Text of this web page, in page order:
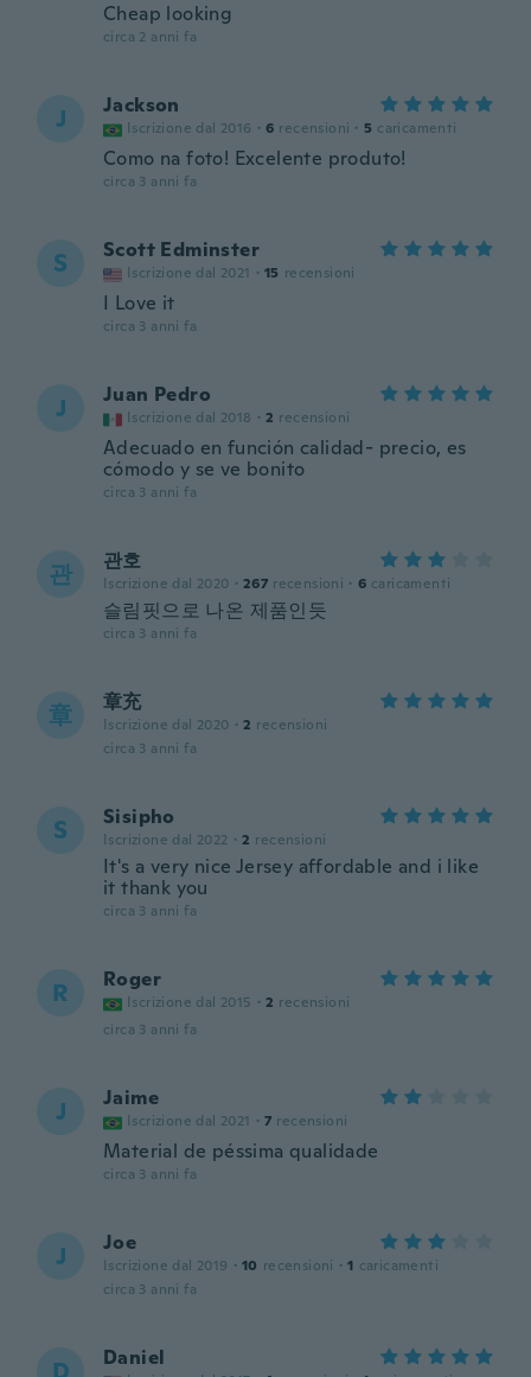
Cheap looking
circa 2 anni fa
J Jackson
Iscrizione dal 2016 · 6 recensioni · 5 caricamenti
Como na foto! Excelente produto!
circa 3 anni fa
S Scott Edminster
Iscrizione dal 2021 · 15 recensioni
I Love it
circa 3 anni fa
J Juan Pedro
Iscrizione dal 2018 · 2 recensioni
Adecuado en función calidad- precio, es
cómodo y se ve bonito
circa 3 anni fa
관 관호
Iscrizione dal 2020 · 267 recensioni · 6 caricamenti
슬림핏으로 나온 제품인듯
circa 3 anni fa
章 章充
Iscrizione dal 2020 · 2 recensioni
circa 3 anni fa
S Sisipho
Iscrizione dal 2022 · 2 recensioni
It's a very nice Jersey affordable and i like
it thank you
circa 3 anni fa
R Roger
Iscrizione dal 2015 · 2 recensioni
circa 3 anni fa
J Jaime
Iscrizione dal 2021 · 7 recensioni
Material de péssima qualidade
circa 3 anni fa
J Joe
Iscrizione dal 2019 · 10 recensioni · 1 caricamenti
circa 3 anni fa
Daniel